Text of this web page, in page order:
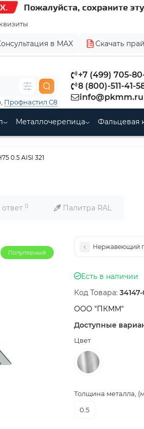
в MAX Скачать
+7 (499) 705-
8 (800)-511-41-
info@pkmm.ru
Профнастил С8
Металлочерепица Фальцевая
0.5 AISI 321
0 Палитра RAL
Популярный
Нержавеющий
Есть в наличии
Код Товара: 34147-
ООО "ПКММ"
Доступные
Цвет
Толщина металла,
0.5